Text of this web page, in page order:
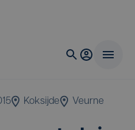
Koksijde Veurne